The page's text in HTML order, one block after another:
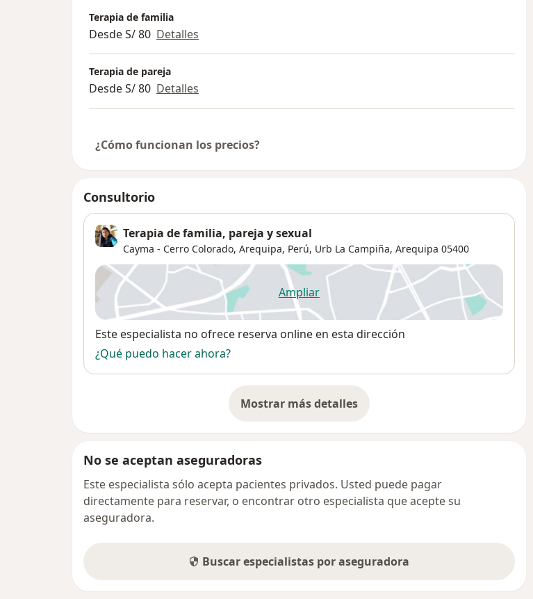
Terapia de familia
Desde S/ 80 Detalles
Terapia de pareja
Desde S/ 80 Detalles
¿Cómo funcionan los precios?
Consultorio
Terapia de familia, pareja y sexual
Cayma - Cerro Colorado, Arequipa, Perú, Urb La Campiña, Arequipa 05400
Ampliarse abre en una nueva pestaña
Disponibilidad
Este especialista no ofrece reserva online en esta dirección
¿Qué puedo hacer ahora?
Mostrar más detalles
sobre la dirección
No se aceptan aseguradoras
Este especialista sólo acepta pacientes privados. Usted puede pagar
directamente para reservar, o encontrar otro especialista que acepte su
aseguradora.
Buscar especialistas por aseguradora